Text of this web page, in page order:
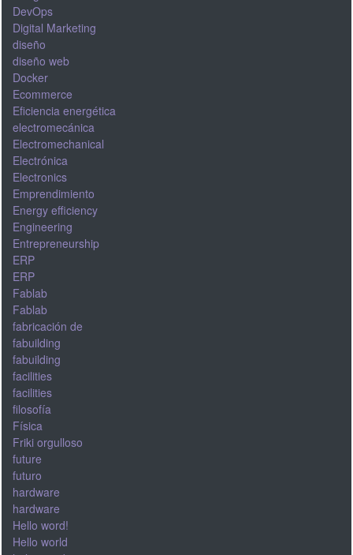
DevOps
Digital Marketing
diseño
diseño web
Docker
Ecommerce
Eficiencia energética
electromecánica
Electromechanical
Electrónica
Electronics
Emprendimiento
Energy efficiency
Engineering
Entrepreneurship
ERP
ERP
Fablab
Fablab
fabricación de
fabuilding
fabuilding
facilities
facilities
filosofía
Física
Friki orgulloso
future
futuro
hardware
hardware
Hello word!
Hello world